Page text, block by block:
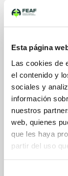
Esta página
Las cookies de
el contenido y
sociales y
información
nuestros
web, quienes
que les haya
partir del uso
Sectores